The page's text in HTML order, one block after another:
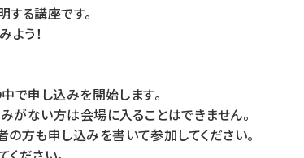
る講座です。
よう！
で申し込みを開始します。
がない方は会場に入ることはできません。
方も申し込みを書いて参加してください。